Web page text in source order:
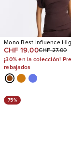
Mono Best Influence
CHF 19.00CHF 27.00
¡30% en la colección!
rebajados
75%